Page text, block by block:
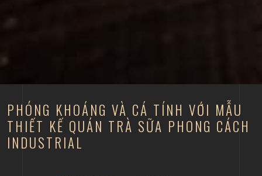
PHÓNG KHOÁNG VÀ CÁ TÍNH VỚI MẪU
THIẾT KẾ QUÁN TRÀ SỮA PHONG CÁCH
INDUSTRIAL